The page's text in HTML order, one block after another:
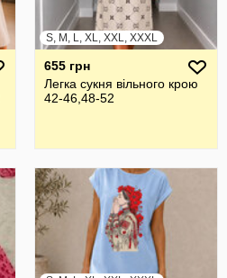
S, M, L, XL, XXL, XXXL
655 грн
Легка сукня вільного крою
42-46,48-52